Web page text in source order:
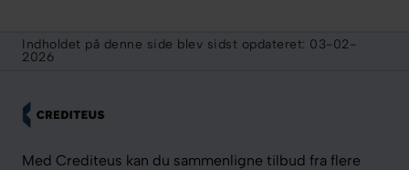
Indholdet på denne side blev sidst opdateret: 03-02-
2026
Med Crediteus kan du sammenligne tilbud fra flere